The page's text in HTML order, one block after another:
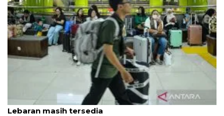
KAI Jakarta: 160 ribu tiket kereta arus balik
Lebaran masih tersedia